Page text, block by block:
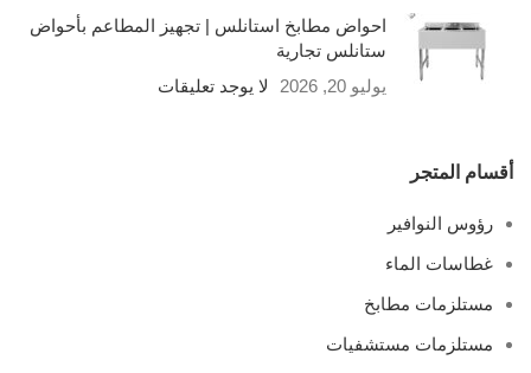
احواض مطابخ استانلس | تجهيز المطاعم بأحواض
ستانلس تجارية
يوليو 20, 2026
لا يوجد تعليقات
أقسام المتجر
رؤوس النوافير
غطاسات الماء
مستلزمات مطابخ
مستلزمات مستشفيات